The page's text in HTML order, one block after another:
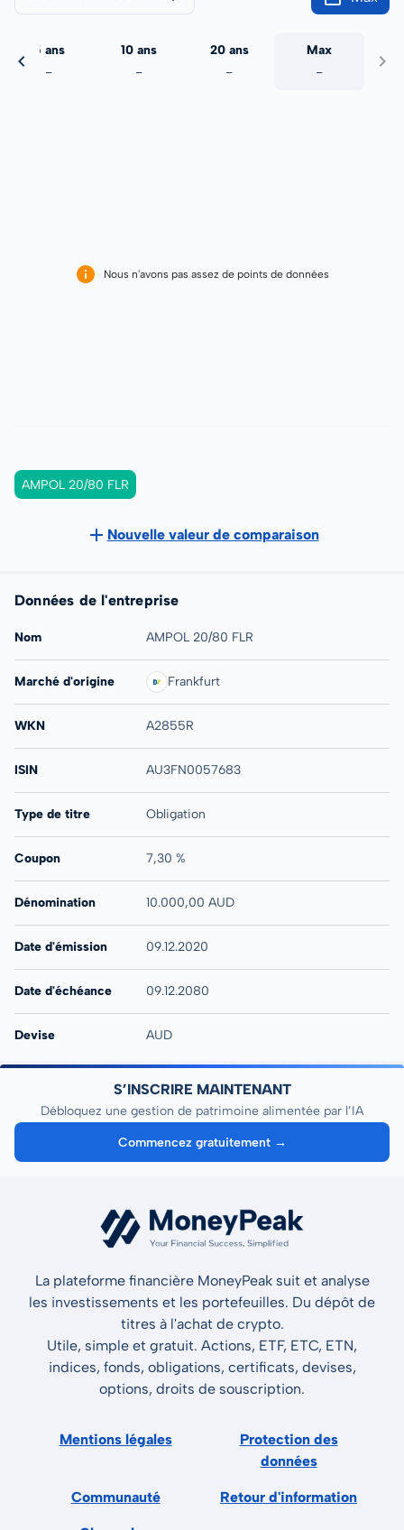
5 ans
-
10 ans
-
20 ans
-
Max
-
Nous n'avons pas assez de points de données
AMPOL 20/80 FLR
Nouvelle valeur de comparaison
Données de l'entreprise
Nom AMPOL 20/80 FLR
Marché d'origine Frankfurt
WKN A2855R
ISIN AU3FN0057683
Type de titre Obligation
Coupon 7,30 %
Dénomination 10.000,00 AUD
Date d'émission 09.12.2020
Date d'échéance 09.12.2080
Devise AUD
S’INSCRIRE MAINTENANT
Débloquez une gestion de patrimoine alimentée par l’IA
Commencez gratuitement →
La plateforme financière MoneyPeak suit et analyse
les investissements et les portefeuilles. Du dépôt de
titres à l'achat de crypto.
Utile, simple et gratuit. Actions, ETF, ETC, ETN,
indices, fonds, obligations, certificats, devises,
options, droits de souscription.
Mentions légales
Protection des
données
Communauté Retour d'information